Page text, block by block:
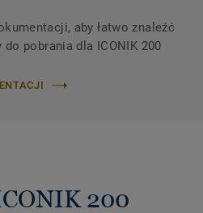
aby łatwo znaleźć
​​pobrania dla ICONIK 200
200